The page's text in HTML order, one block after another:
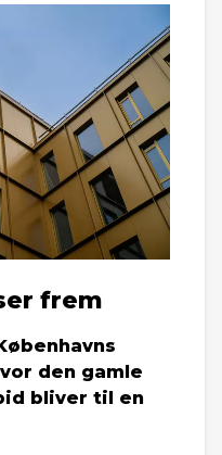
frem
den gamle
bliver til en